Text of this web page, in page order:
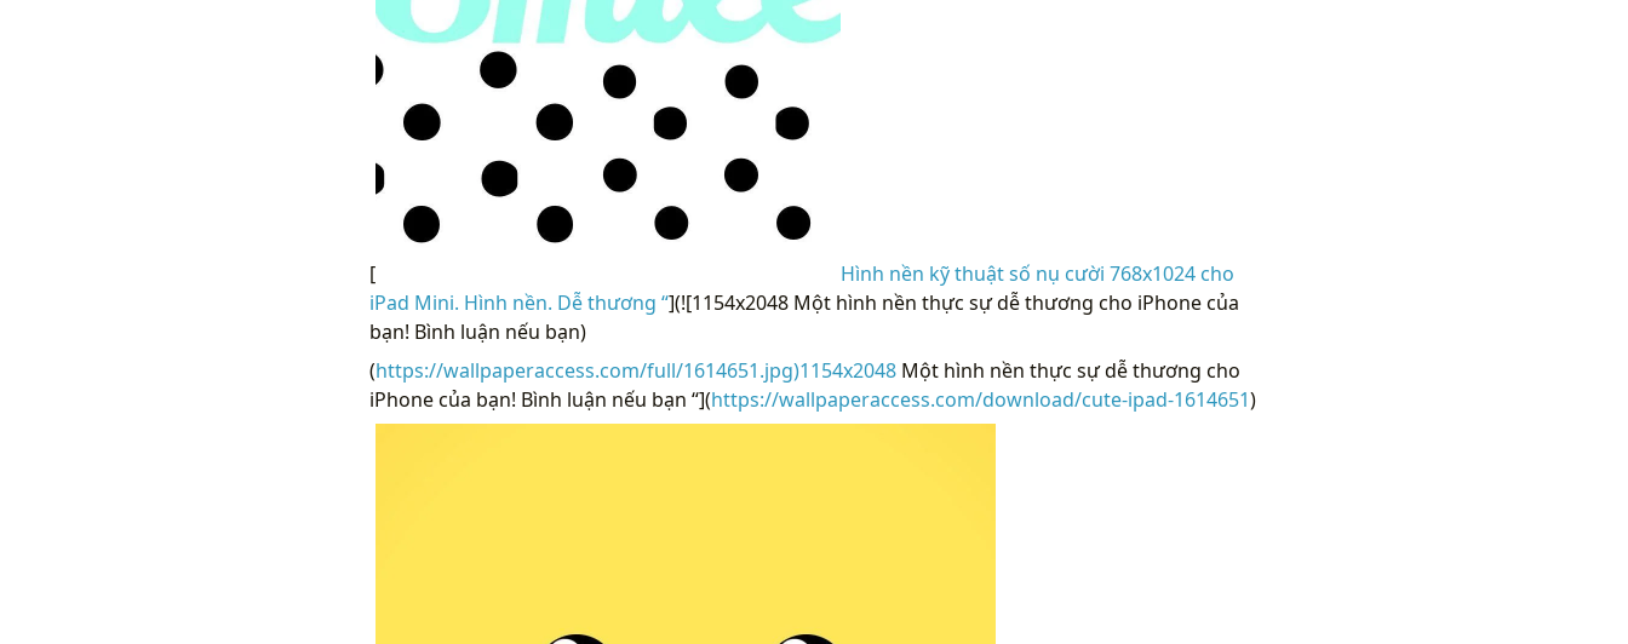
[
Hình nền kỹ thuật số nụ cười 768x1024 cho
iPad Mini. Hình nền. Dễ thương “](![1154x2048 Một hình nền thực sự dễ thương cho iPhone của
bạn! Bình luận nếu bạn)
(https://wallpaperaccess.com/full/1614651.jpg)1154x2048Một hình nền thực sự dễ thương cho
iPhone của bạn! Bình luận nếu bạn “](https://wallpaperaccess.com/download/cute-ipad-1614651)